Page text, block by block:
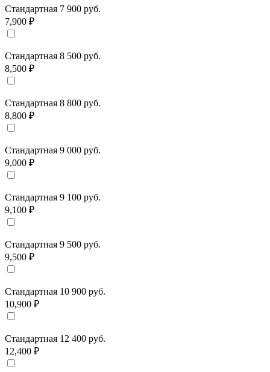
Стандартная 7 900 руб.
7,900 ₽
Стандартная 8 500 руб.
8,500 ₽
Стандартная 8 800 руб.
8,800 ₽
Стандартная 9 000 руб.
9,000 ₽
Стандартная 9 100 руб.
9,100 ₽
Стандартная 9 500 руб.
9,500 ₽
Стандартная 10 900 руб.
10,900 ₽
Стандартная 12 400 руб.
12,400 ₽